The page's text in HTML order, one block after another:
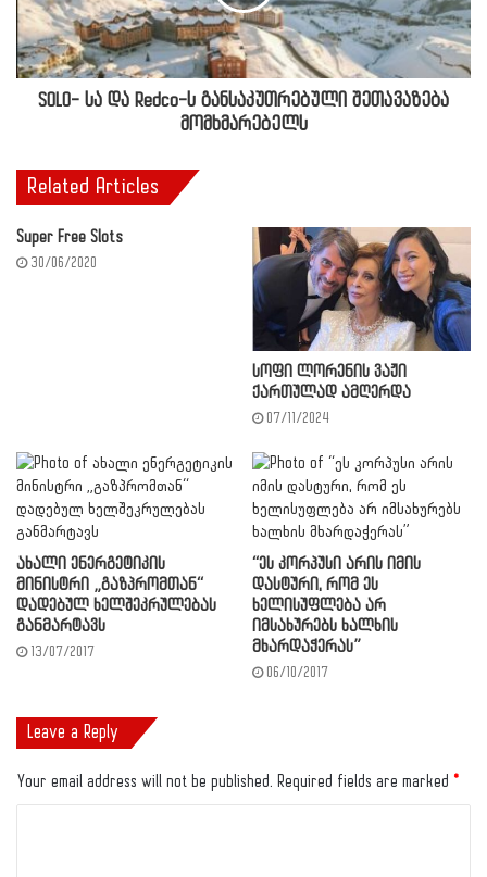
SOLO- სა და Redco-ს განსაკუთრებული შეთავაზება
მომხმარებელს
Related Articles
Super Free Slots
30/06/2020
სოფი ლორენის ვაჟი
ქართულად ამღერდა
07/11/2024
ახალი ენერგეტიკის
მინისტრი „გაზპრომთან“
დადებულ ხელშეკრულებას
განმარტავს
13/07/2017
“ეს კორპუსი არის იმის
დასტური, რომ ეს
ხელისუფლება არ
იმსახურებს ხალხის
მხარდაჭერას”
06/10/2017
Leave a Reply
Your email address will not be published. Required fields are marked *